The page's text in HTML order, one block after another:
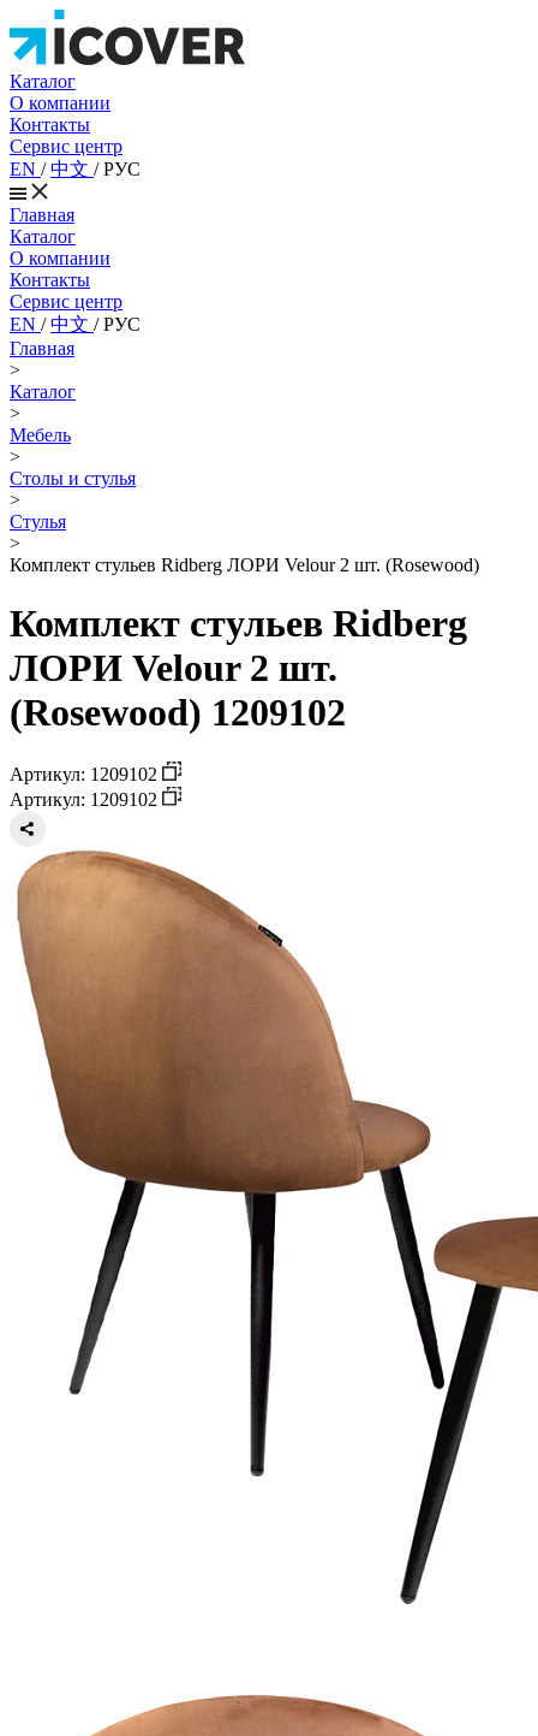
Каталог
О компании
Контакты
Сервис центр
EN /中文 /РУС
Главная
Каталог
О компании
Контакты
Сервис центр
EN /中文 /РУС
Главная
>
Каталог
>
Мебель
>
Столы и стулья
>
Стулья
>
Комплект стульев Ridberg ЛОРИ Velour 2 шт. (Rosewood)
Комплект стульев Ridberg
ЛОРИ Velour 2 шт.
(Rosewood) 1209102
Артикул: 1209102
Артикул: 1209102